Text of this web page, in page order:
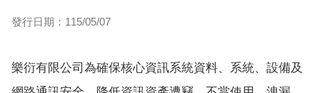
發行日期：115/05/07
樂衍有限公司為確保核心資訊系統資料、系統、設備及